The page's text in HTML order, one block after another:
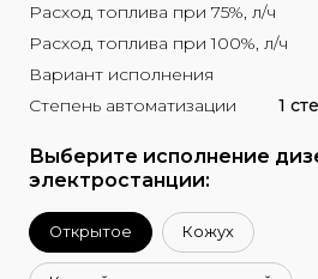
Расход топлива при 75%, л/ч
Расход топлива при 100%, л/ч
Вариант исполнения
Степень автоматизации
1
Выберите исполнение
электростанции:
Открытое Кожух